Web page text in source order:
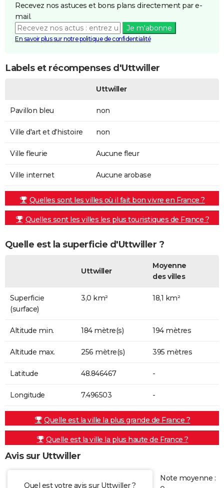
Recevez nos astuces et bons plans directement par e-
mail.
Je m'abonne
En savoir plus sur notre politique de confidentialité
Labels et récompenses d'Uttwiller
Uttwiller
Pavillon bleu non
Ville d'art et d'histoire non
Ville fleurie Aucune fleur
Ville internet Aucune arobase
Quelles sont les villes où il fait bon vivre en France ?
Quelles sont les villes les plus touristiques de France ?
Quelle est la superficie d'Uttwiller ?
Uttwiller
Moyenne
des villes
Superficie
(surface)
3,0 km² 18,1 km²
Altitude min. 184 mètre(s) 194 mètres
Altitude max. 256 mètre(s) 395 mètres
Latitude 48.846467 -
Longitude 7.496503 -
Quelle est la ville la plus grande de France ?
Quelle est la ville la plus haute de France ?
Avis sur Uttwiller
Quel est votre avis sur Uttwiller ?
Note moyenne :